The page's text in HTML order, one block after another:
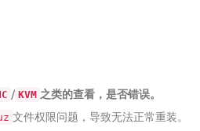
/ KVM 之类的查看，是否错误。
文件权限问题，导致无法正常重装。